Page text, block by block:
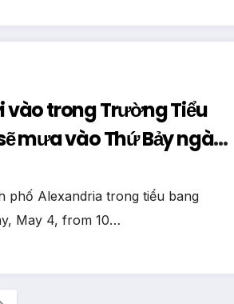
mưa vào Thứ Bảy ngày
phố Alexandria trong tiểu bang
May 4, from 10…